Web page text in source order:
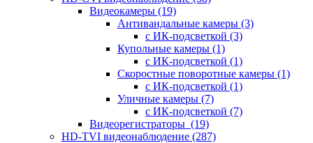
Видеокамеры (19)
Антивандальные камеры (3)
с ИК-подсветкой (3)
Купольные камеры (1)
с ИК-подсветкой (1)
Скоростные поворотные камеры (1)
с ИК-подсветкой (1)
Уличные камеры (7)
с ИК-подсветкой (7)
Видеорегистраторы (19)
HD-TVI видеонаблюдение (287)